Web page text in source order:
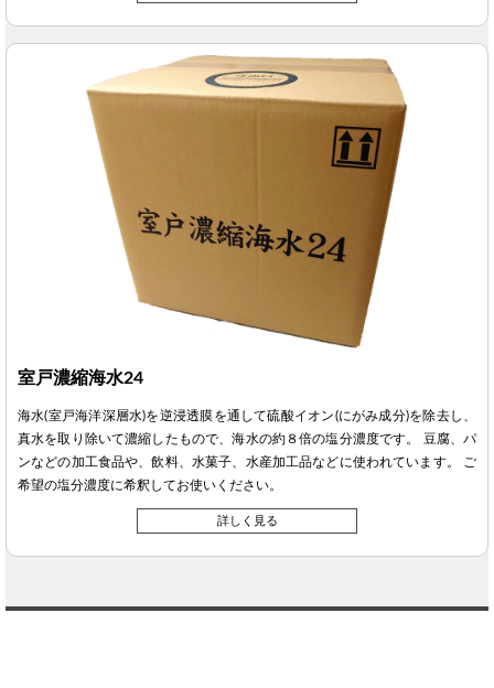
室戸濃縮海水24
海水(室戸海洋深層水)を逆浸透膜を通して硫酸イオン(にがみ成分)を除去し、
真水を取り除いて濃縮したもので、海水の約８倍の塩分濃度です。 豆腐、パ
ンなどの加工食品や、飲料、水菓子、水産加工品などに使われています。 ご
希望の塩分濃度に希釈してお使いください。
詳しく見る